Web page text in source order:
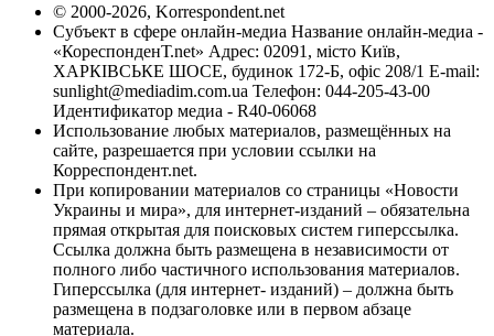
© 2000-2026, Korrespondent.net
Субъект в сфере онлайн-медиа Название онлайн-медиа -
«КореспонденТ.net» Адрес: 02091, місто Київ,
ХАРКІВСЬКЕ ШОСЕ, будинок 172-Б, офіс 208/1 E-mail:
sunlight@mediadim.com.ua Телефон: 044-205-43-00
Идентификатор медиа - R40-06068
Использование любых материалов, размещённых на
сайте, разрешается при условии ссылки на
Корреспондент.net.
При копировании материалов со страницы «Новости
Украины и мира», для интернет-изданий – обязательна
прямая открытая для поисковых систем гиперссылка.
Ссылка должна быть размещена в независимости от
полного либо частичного использования материалов.
Гиперссылка (для интернет- изданий) – должна быть
размещена в подзаголовке или в первом абзаце
материала.